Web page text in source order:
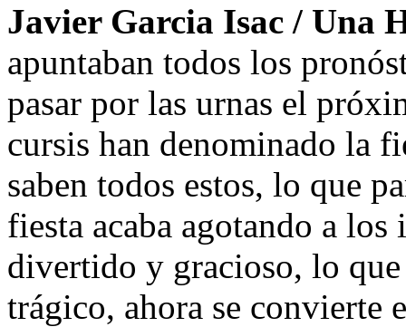
Javier Garcia Isac / Una
apuntaban todos los
pasar por las urnas el
cursis han denominado la
saben todos estos, lo que
fiesta acaba agotando a
divertido y gracioso, lo
trágico, ahora se convierte